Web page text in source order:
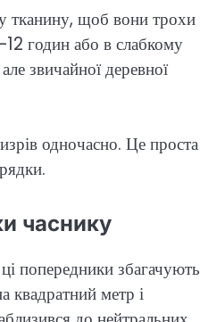
тканину, щоб вони трохи
годин або в слабкому
звичайної деревної
одночасно. Це проста
часнику
попередники збагачують
квадратний метр і